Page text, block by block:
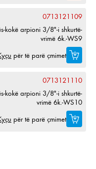
0713121109
kokë arpioni 3/8"-i shkurtë-
vrimë 6k.-WS9
për të parë çmimet
0713121110
kokë arpioni 3/8"-i shkurtë-
vrimë 6k.-WS10
për të parë çmimet